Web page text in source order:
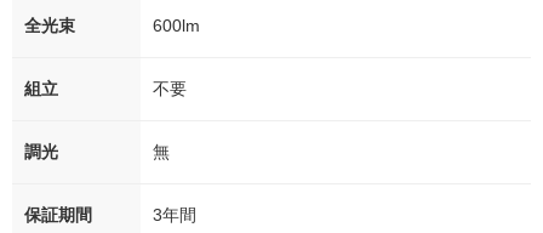
全光束 600lm
組立 不要
調光 無
保証期間 3年間